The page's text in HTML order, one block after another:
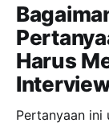
Harus
Pertanyaan ini